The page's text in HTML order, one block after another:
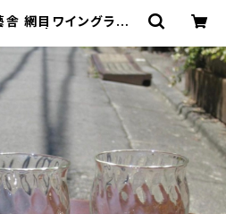
ラス |
ルショップ・古着